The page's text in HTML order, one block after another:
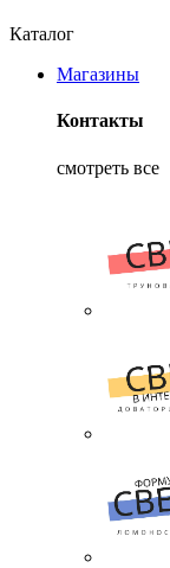
Каталог
Магазины
Контакты
смотреть все